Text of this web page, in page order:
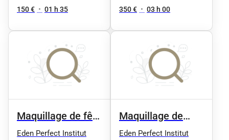
150 € • 01 h 35
+ maquillage) + 1
maquillage
350 € • 03 h 00
Maquillage de fête
- retouche
Eden Perfect Institut
Maquillage de
soirée naturel
Eden Perfect Institut